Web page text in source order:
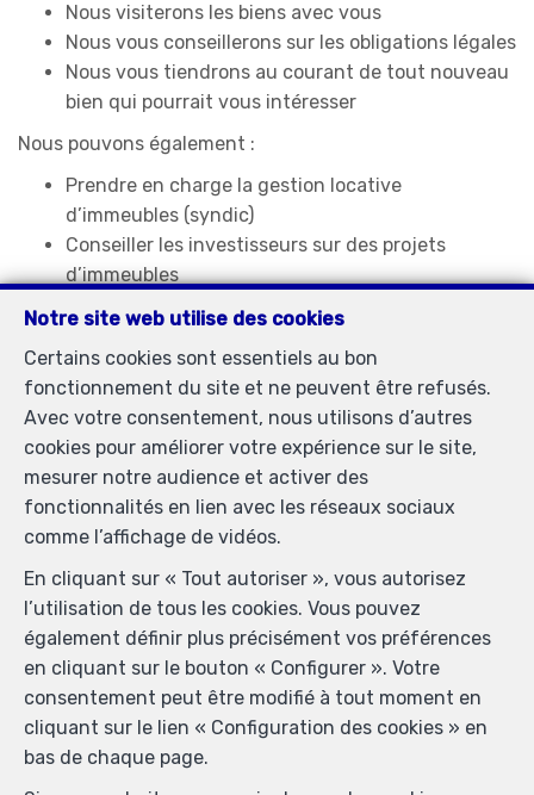
Nous visiterons les biens avec vous
Nous vous conseillerons sur les obligations légales
Nous vous tiendrons au courant de tout nouveau
bien qui pourrait vous intéresser
Nous pouvons également :
Prendre en charge la gestion locative
d’immeubles (syndic)
Conseiller les investisseurs sur des projets
d’immeubles
Notre site web utilise des cookies
Certains cookies sont essentiels au bon
fonctionnement du site et ne peuvent être refusés.
Avec votre consentement, nous utilisons d’autres
cookies pour améliorer votre expérience sur le site,
mesurer notre audience et activer des
fonctionnalités en lien avec les réseaux sociaux
comme l’affichage de vidéos.
En cliquant sur « Tout autoriser », vous autorisez
l’utilisation de tous les cookies. Vous pouvez
également définir plus précisément vos préférences
en cliquant sur le bouton « Configurer ». Votre
consentement peut être modifié à tout moment en
cliquant sur le lien « Configuration des cookies » en
bas de chaque page.
Immobilière Petitjean
—
Rue du Mail 77
—
1050 Bruxelles
TEL. 02/537.03.70
—
immopetitjean@gmail.com
Agent immobilier agréé IPI sous le numéro 505438 en
Belgique - N° entreprise : TVA BE-0425.723.793-
Instance de contrôle: Institut professionnel des agents
immobiliers, rue du Luxembourg 16B, 1000 Bruxelles
(+32 2 505 38 50 - info@ipi.be) - Soumis aucode
déontologique de l’ IPI
RC professionnelle et cautionnement via AXA Belgium
SA, Place du Trône 1, 1000 Bruxelles – police n°
730.390.160. Couverture valable pour les activités